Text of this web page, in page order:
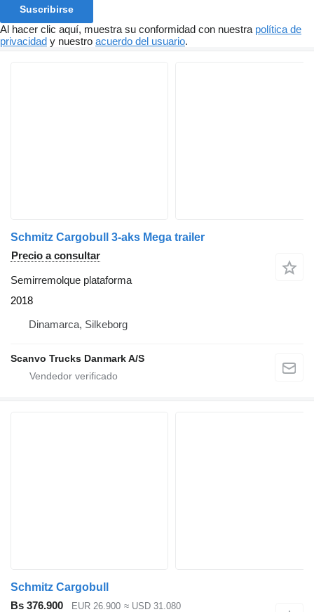
Suscribirse
Al hacer clic aquí, muestra su conformidad con nuestra política de
privacidad y nuestro acuerdo del usuario.
Schmitz Cargobull 3-aks Mega trailer
Precio a consultar
Semirremolque plataforma
2018
Dinamarca, Silkeborg
Scanvo Trucks Danmark A/S
Schmitz Cargobull
Bs 376.900
EUR 26.900 ≈ USD 31.080